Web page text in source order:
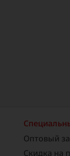
Оптовый
Скидка на